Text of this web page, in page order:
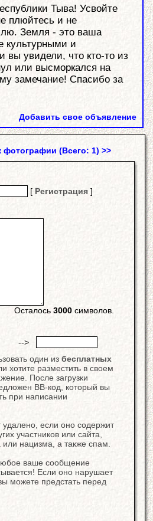
Тыва! Усвойте
плюйтесь и не
Земля - это ваша
культурными и
вы увидели, что кто-то из
или высморкался на
замечание! Спасибо за
Добавить свое объявление
фотографии (Всего: 1) >>
[ Регистрация ]
Осталось 3000 символов.
-->
один из бесплатных
хотите разместить в своем
После загрузки
BB-код, который вы
при написании
если оно содержит
участников или сайта,
нацизма, а также спам.
ваше сообщение
Если оно нарушает
можете предстать перед